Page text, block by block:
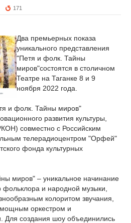
171
Два премьерных показа
уникального представления
"Петя и фолк. Тайны
миров"состоятся в столичном
Театре на Таганке 8 и 9
ноября 2022 года.
и фолк. Тайны миров"
развития культуры,
совместно с Российским
телерадиоцентром "Орфей"
фонда культурных
миров" – уникальное начинание
фольклора и народной музыки,
колоритом звучания,
оркестром и
Для создания шоу объединились